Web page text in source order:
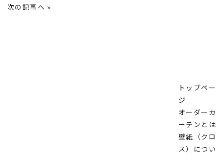
次の記事へ »
トップペー
ジ
オーダーカ
ーテンとは
壁紙（クロ
ス）につい